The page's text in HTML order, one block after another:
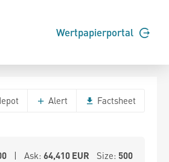
Wertpapierportal
Alert Factsheet
| Ask: 64,410EUR Size: 500